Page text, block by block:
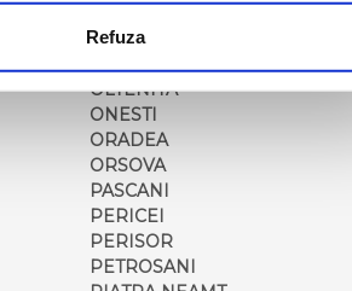
Refuza
MOTCA
NUSFALAU
OLTENITA
ONESTI
ORADEA
ORSOVA
PASCANI
PERICEI
PERISOR
PETROSANI